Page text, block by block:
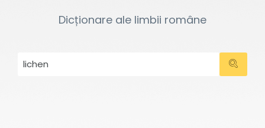
Dicționare ale limbii române